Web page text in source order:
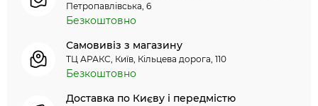
Петропавлівська, 6
Безкоштовно
Самовивіз з магазину
ТЦ АРАКС, Київ, Кільцева дорога, 110
Безкоштовно
Доставка по Києву і передмістю